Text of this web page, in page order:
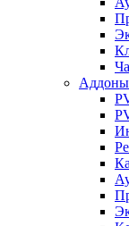
Аддоны